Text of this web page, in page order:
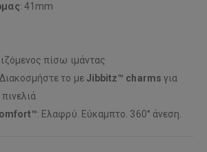
: 41mm
πίσω ιμάντας
το μεJibbitz™ charms για
: Ελαφρύ. Εύκαμπτο. 360° άνεση.